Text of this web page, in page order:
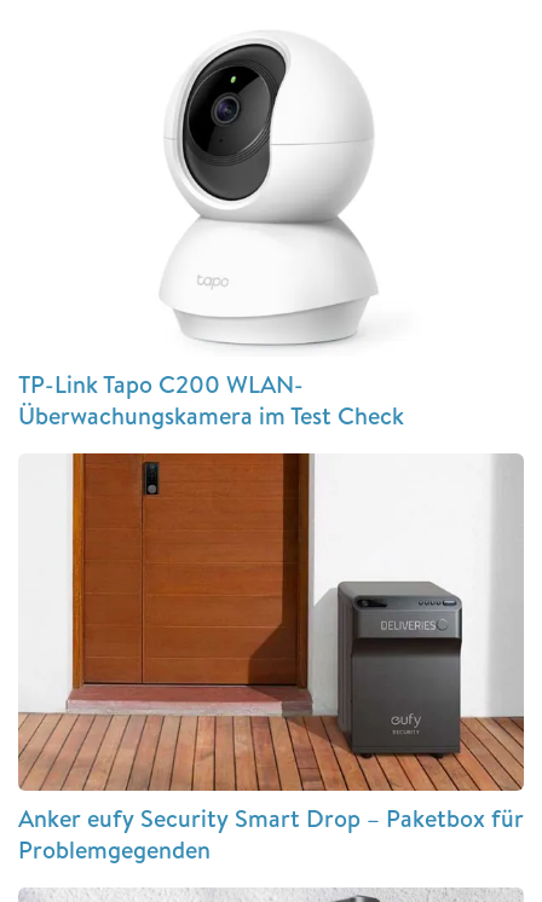
TP-Link Tapo C200 WLAN-
Überwachungskamera im Test Check
Anker eufy Security Smart Drop – Paketbox für
Problemgegenden